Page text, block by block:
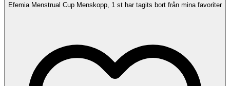
Efemia Menstrual Cup Menskopp, 1 st har tagits bort från mina favoriter